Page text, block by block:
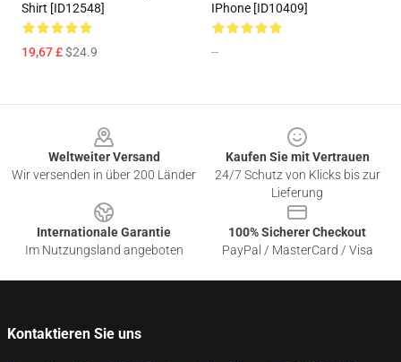
Shirt [ID12548]
19,67 £$24.9
IPhone [ID10409]
--
Weltweiter Versand
Wir versenden in über 200 Länder
Kaufen Sie mit Vertrauen
24/7 Schutz von Klicks bis zur
Lieferung
Internationale Garantie
Im Nutzungsland angeboten
100% Sicherer Checkout
PayPal / MasterCard / Visa
Kontaktieren Sie uns